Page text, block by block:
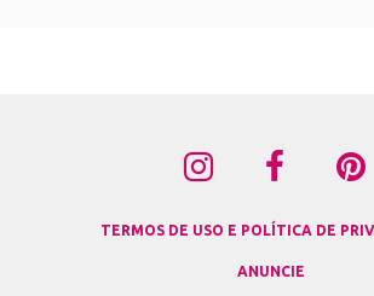
TERMOS DE USO E POLÍTICA DE
ANUNCIE